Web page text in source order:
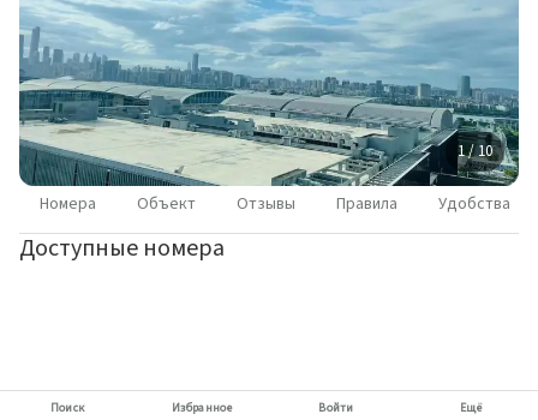
1 / 10
Номера Объект Отзывы Правила Удобства
Доступные номера
Поиск Избранное Войти Ещё